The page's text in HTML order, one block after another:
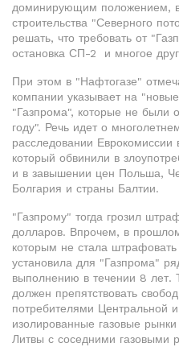
доминирующим положением, в
строительства "Северного
решать, что требовать от
остановка СП-2 и многое
При этом в "Нафтогазе"
компании указывает на
"Газпрома", которые не были
году". Речь идет о
расследовании
который обвинили в
и в завышении цен Польша,
Болгария и страны Балтии.
"Газпрому" тогда грозил
долларов. Впрочем, в
которым не стала
установила для "Газпрома"
выполнению в течении 8 лет.
должен препятствовать
потребителями Центральной
изолированные газовые
Литвы с соседними газовыми